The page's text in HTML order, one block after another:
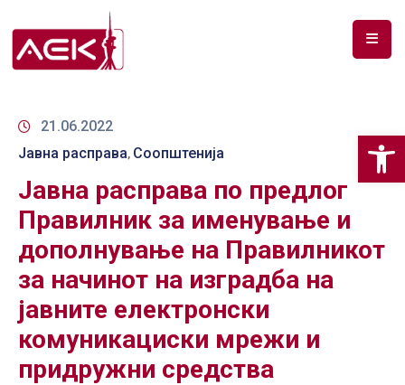
ЗА
ДОКУМЕНТИ
СПЕКТАР
ТЕЛЕКОМУНИКАЦИИ
АНАЛИЗА
НА
ПАЗАР
21.06.2022
Јавна расправа‚ Соопштенија
Јавна расправа по предлог
Правилник за именување и
дополнување на Правилникот
за начинот на изградба на
јавните електронски
комуникациски мрежи и
придружни средства